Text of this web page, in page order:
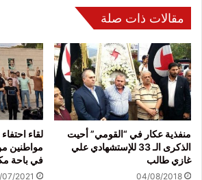
مقالات ذات صلة
منفذية عكار في “القومي” أحيت
الذكرى الـ 33 للإستشهادي علي
غازي طالب
04/08/2018
لقاء
مواطنين
في باحة
07/2021